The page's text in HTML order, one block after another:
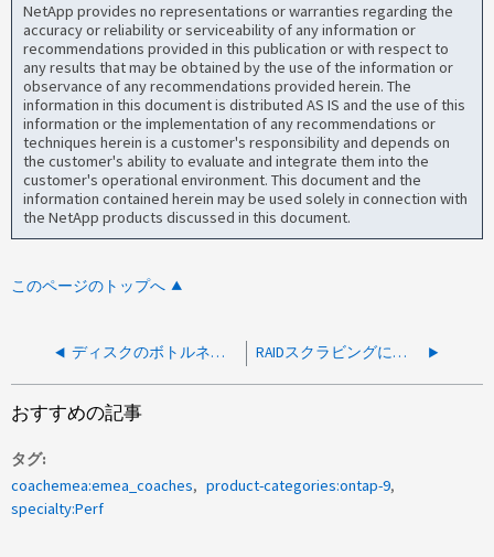
NetApp provides no representations or warranties regarding the
accuracy or reliability or serviceability of any information or
recommendations provided in this publication or with respect to
any results that may be obtained by the use of the information or
observance of any recommendations provided herein. The
information in this document is distributed AS IS and the use of this
information or the implementation of any recommendations or
techniques herein is a customer's responsibility and depends on
the customer's ability to evaluate and integrate them into the
customer's operational environment. This document and the
information contained herein may be used solely in connection with
the NetApp products discussed in this document.
このページのトップへ
ディスクのボトルネックは、 VMware LUN のパフォーマンスとタイムアウトに影響する可能性があります RAIDスクラビングによってパフォーマンスが低下するのか
おすすめの記事
タグ
coachemea:emea_coaches
product-categories:ontap-9
specialty:Perf